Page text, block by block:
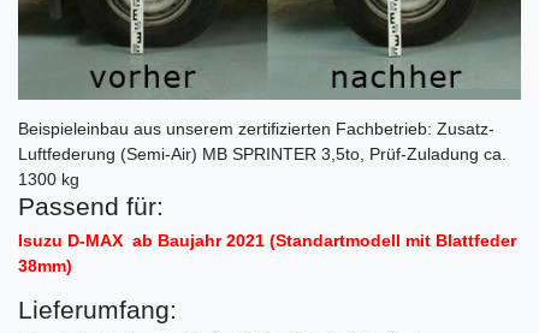
Beispieleinbau aus unserem zertifizierten Fachbetrieb: Zusatz-
Luftfederung (Semi-Air) MB SPRINTER 3,5to, Prüf-Zuladung ca.
1300 kg
Passend für:
Isuzu D-MAX ab Baujahr 2021 (Standartmodell mit Blattfeder
38mm)
Lieferumfang: